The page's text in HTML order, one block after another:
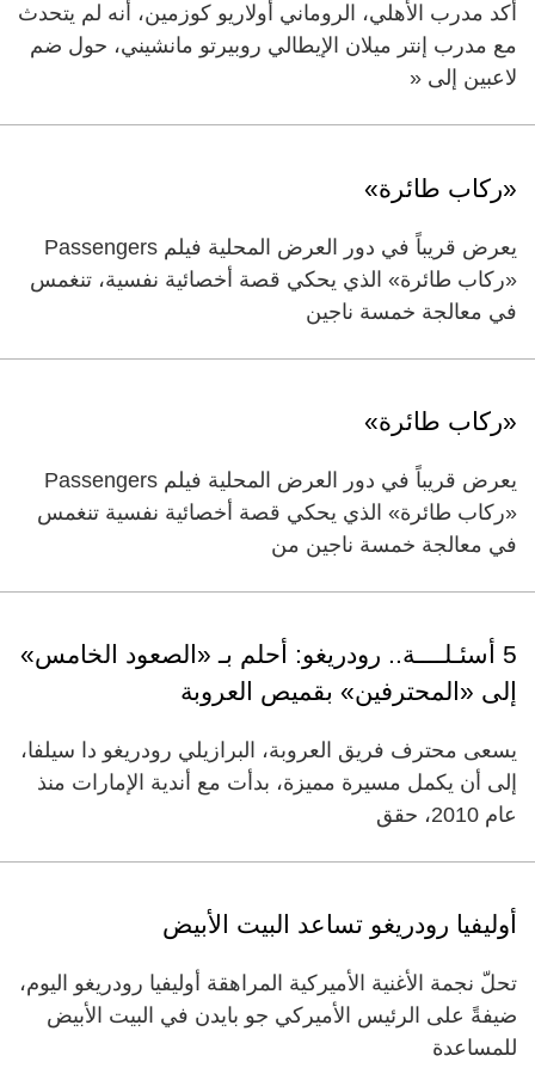
أكد مدرب الأهلي، الروماني أولاريو كوزمين، أنه لم يتحدث
مع مدرب إنتر ميلان الإيطالي روبيرتو مانشيني، حول ضم
لاعبين إلى «
«ركاب طائرة»
يعرض قريباً في دور العرض المحلية فيلم Passengers
«ركاب طائرة» الذي يحكي قصة أخصائية نفسية، تنغمس
في معالجة خمسة ناجين
«ركاب طائرة»
يعرض قريباً في دور العرض المحلية فيلم Passengers
«ركاب طائرة» الذي يحكي قصة أخصائية نفسية تنغمس
في معالجة خمسة ناجين من
5 أسئـلــــة.. رودريغو: أحلم بـ «الصعود الخامس»
إلى «المحترفين» بقميص العروبة
يسعى محترف فريق العروبة، البرازيلي رودريغو دا سيلفا،
إلى أن يكمل مسيرة مميزة، بدأت مع أندية الإمارات منذ
عام 2010، حقق
أوليفيا رودريغو تساعد البيت الأبيض
تحلّ نجمة الأغنية الأميركية المراهقة أوليفيا رودريغو اليوم،
ضيفةً على الرئيس الأميركي جو بايدن في البيت الأبيض
للمساعدة